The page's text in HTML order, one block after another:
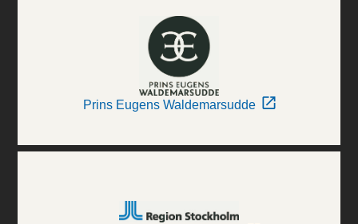
Prins Eugens Waldemarsudde